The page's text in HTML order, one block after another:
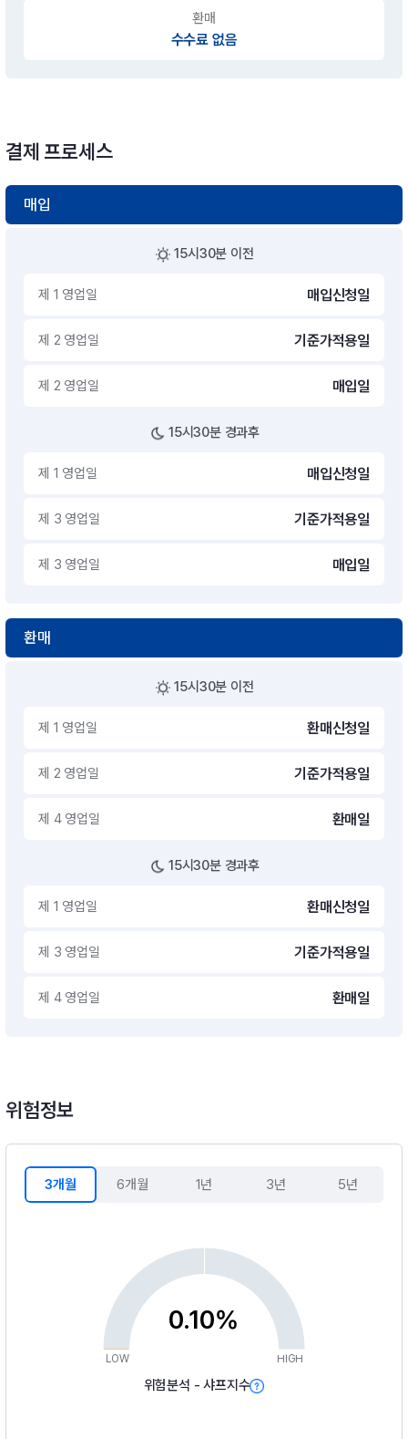
환매
수수료 없음
결제 프로세스
매입
15시30분 이전
제 1 영업일 매입신청일
제 2 영업일 기준가적용일
제 2 영업일 매입일
15시30분 경과후
제 1 영업일 매입신청일
제 3 영업일 기준가적용일
제 3 영업일 매입일
환매
15시30분 이전
제 1 영업일 환매신청일
제 2 영업일 기준가적용일
제 4 영업일 환매일
15시30분 경과후
제 1 영업일 환매신청일
제 3 영업일 기준가적용일
제 4 영업일 환매일
위험정보
3개월 6개월 1년 3년 5년
0.10%
LOW HIGH
위험분석 - 샤프지수